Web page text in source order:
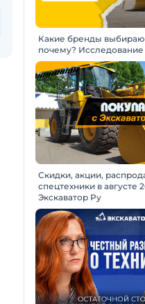
Какие бренды
почему? Исследование
Скидки, акции,
спецтехники в августе
Экскаватор Ру